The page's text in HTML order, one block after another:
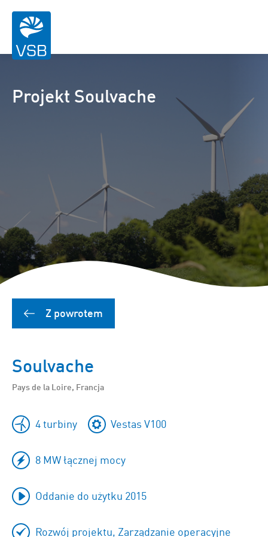
Projekt Soulvache
Z powrotem
Soulvache
Pays de la Loire, Francja
4 turbiny Vestas V100
8 MW łącznej mocy
Oddanie do użytku 2015
Rozwój projektu, Zarządzanie operacyjne